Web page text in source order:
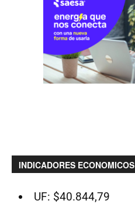
INDICADORES ECONOMICOS
UF: $40.844,79